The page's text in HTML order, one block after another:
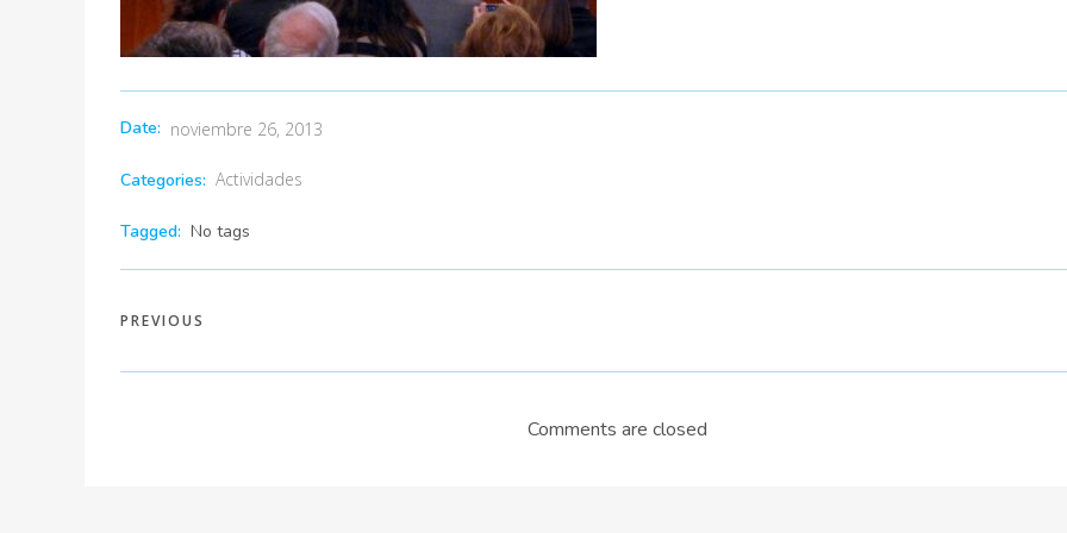
Date: noviembre 26, 2013
Categories: Actividades
Tagged: No tags
PREVIOUS
Comments are closed